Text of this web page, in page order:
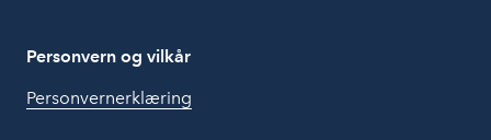
Personvern og vilkår
Personvernerklæring